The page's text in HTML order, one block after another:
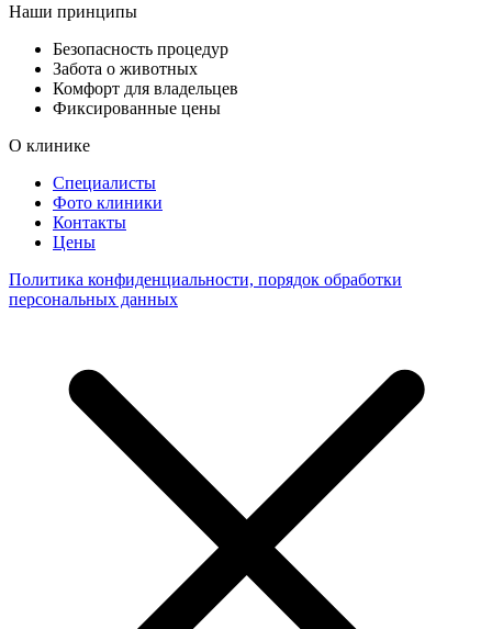
Наши принципы
Безопасность процедур
Забота о животных
Комфорт для владельцев
Фиксированные цены
О клинике
Специалисты
Фото клиники
Контакты
Цены
Политика конфиденциальности, порядок обработки
персональных данных